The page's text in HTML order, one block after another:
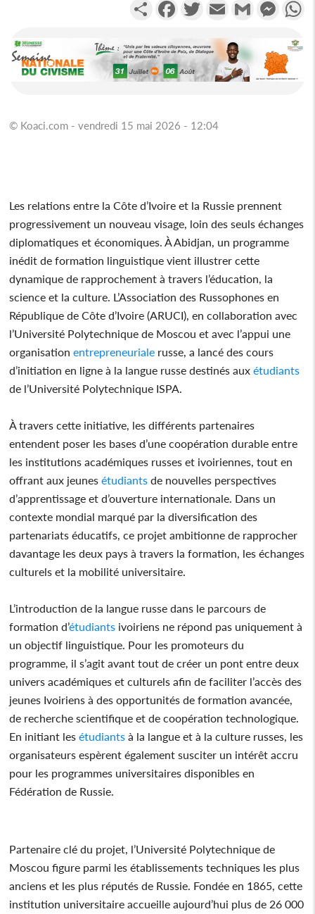
PartagerFacebookTwitterEmail Gmail
© Koaci.com - vendredi 15 mai 2026 - 12:04
Les relations entre la Côte d’Ivoire et la Russie prennent
progressivement un nouveau visage, loin des seuls échanges
diplomatiques et économiques. À Abidjan, un programme
inédit de formation linguistique vient illustrer cette
dynamique de rapprochement à travers l’éducation, la
science et la culture. L’Association des Russophones en
République de Côte d’Ivoire (ARUCI), en collaboration avec
l’Université Polytechnique de Moscou et avec l’appui une
organisationentrepreneuriale russe, a lancé des cours
d’initiation en ligne à la langue russe destinés auxétudiants
de l’Université Polytechnique ISPA.
À travers cette initiative, les différents partenaires
entendent poser les bases d’une coopération durable entre
les institutions académiques russes et ivoiriennes, tout en
offrant aux jeunesétudiants de nouvelles perspectives
d’apprentissage et d’ouverture internationale. Dans un
contexte mondial marqué par la diversification des
partenariats éducatifs, ce projet ambitionne de rapprocher
davantage les deux pays à travers la formation, les échanges
culturels et la mobilité universitaire.
L’introduction de la langue russe dans le parcours de
formation d’étudiants ivoiriens ne répond pas uniquement à
un objectif linguistique. Pour les promoteurs du
programme, il s’agit avant tout de créer un pont entre deux
univers académiques et culturels afin de faciliter l’accès des
jeunes Ivoiriens à des opportunités de formation avancée,
de recherche scientifique et de coopération technologique.
En initiant lesétudiants à la langue et à la culture russes, les
organisateurs espèrent également susciter un intérêt accru
pour les programmes universitaires disponibles en
Fédération de Russie.
Partenaire clé du projet, l’Université Polytechnique de
Moscou figure parmi les établissements techniques les plus
anciens et les plus réputés de Russie. Fondée en 1865, cette
institution universitaire accueille aujourd’hui plus de 26 000